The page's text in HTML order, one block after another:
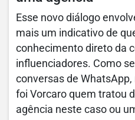
Esse novo diálogo
mais um indicativo de
conhecimento direto da
influenciadores. Como
conversas de
foi Vorcaro quem tratou
agência neste caso ou